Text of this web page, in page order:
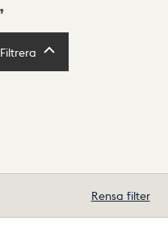
Filtrera
Rensa filter